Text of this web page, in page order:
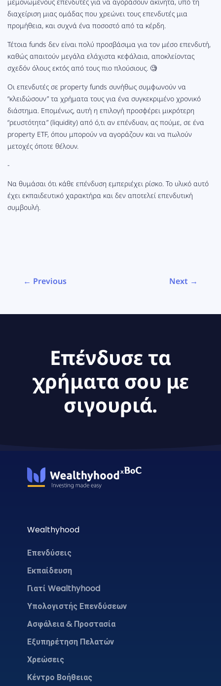
διαχείριση μιας ομάδας που χρεώνει τους επενδυτές μια
προμήθεια, και συχνά ένα ποσοστό από τα κέρδη.
Τέτοια funds δεν είναι πολύ προσβάσιμα για τον μέσο επενδυτή,
καθώς απαιτούν μεγάλα ελάχιστα κεφάλαια, αποκλείοντας
σχεδόν όλους εκτός από τους πιο πλούσιους. 🧐
Οι επενδυτές σε property funds συνήθως συμφωνούν να
“κλειδώσουν” τα χρήματα τους για ένα συγκεκριμένο χρονικό
διάστημα. Επομένως, αυτή η επιλογή προσφέρει μικρότερη
“ρευστότητα” (liquidity) από ό,τι αν επένδυαν, ας πούμε, σε ένα
property ETF, όπου μπορούν να αγοράζουν και να πωλούν
μετοχές όποτε θέλουν.
-
Να θυμάσαι ότι κάθε επένδυση εμπεριέχει ρίσκο. Το υλικό αυτό
έχει εκπαιδευτικό χαρακτήρα και δεν αποτελεί επενδυτική
συμβουλή.
← Previous Next →
Επένδυσε τα
χρήματα σου με
σιγουριά.
Wealthyhood
Επενδύσεις
Εκπαίδευση
Γιατί Wealthyhood
Υπολογιστής Επενδύσεων
Ασφάλεια & Προστασία
Εξυπηρέτηση Πελατών
Χρεώσεις
Κέντρο Βοήθειας